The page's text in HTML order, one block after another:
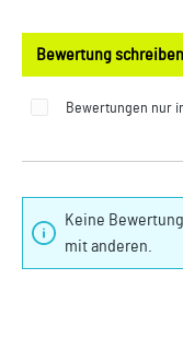
Bewertung schreiben
Bewertungen nur
Keine
mit anderen.